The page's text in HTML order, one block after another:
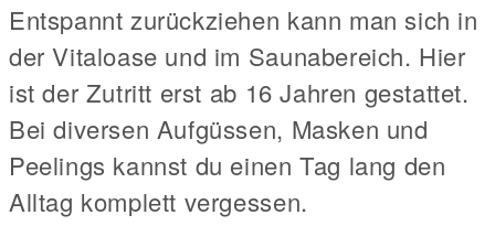
Entspannt zurückziehen kann man sich in
der Vitaloase und im Saunabereich. Hier
ist der Zutritt erst ab 16 Jahren gestattet.
Bei diversen Aufgüssen, Masken und
Peelings kannst du einen Tag lang den
Alltag komplett vergessen.